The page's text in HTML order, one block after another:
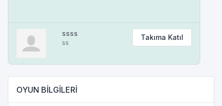
ssss
ss
Takıma Katıl
OYUN BİLGİLERİ